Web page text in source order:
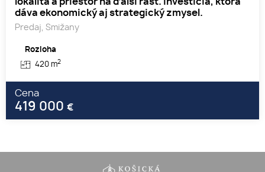
dáva ekonomický aj strategický zmysel.
Predaj, Smižany
Rozloha
420 m2
Cena
419 000 €